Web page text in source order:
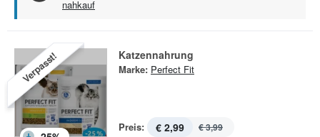
nahkauf
Verpasst! Katzennahrung
Marke: Perfect Fit
Preis: € 2,99 € 3,99